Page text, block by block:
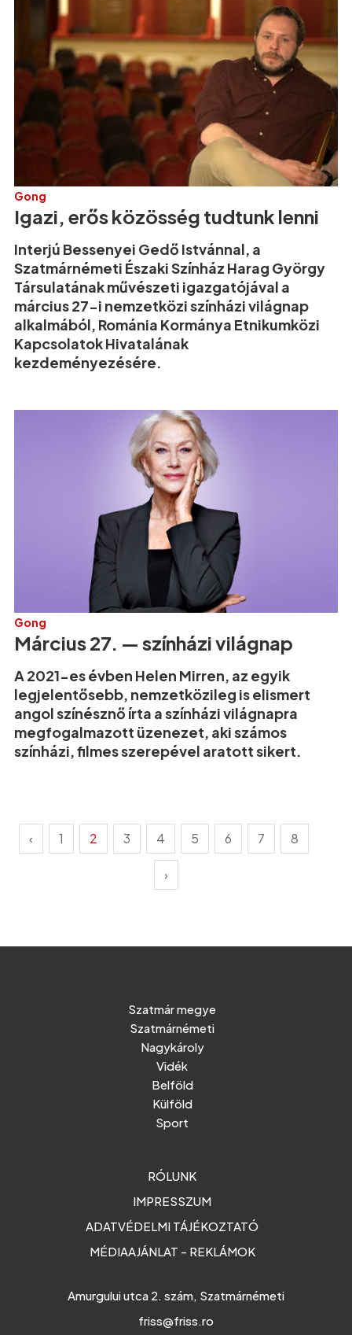
Gong
Igazi, erős közösség tudtunk lenni
Interjú Bessenyei Gedő Istvánnal, a
Szatmárnémeti Északi Színház Harag György
Társulatának művészeti igazgatójával a
március 27-i nemzetközi színházi világnap
alkalmából, Románia Kormánya Etnikumközi
Kapcsolatok Hivatalának
kezdeményezésére.
Gong
Március 27. — színházi világnap
A 2021-es évben Helen Mirren, az egyik
legjelentősebb, nemzetközileg is elismert
angol színésznő írta a színházi világnapra
megfogalmazott üzenezet, aki számos
színházi, filmes szerepével aratott sikert.
‹ 1 2 3 4 5 6 7 8
›
Szatmár megye
Szatmárnémeti
Nagykároly
Vidék
Belföld
Külföld
Sport
RÓLUNK
IMPRESSZUM
ADATVÉDELMI TÁJÉKOZTATÓ
MÉDIAAJÁNLAT - REKLÁMOK
Amurgului utca 2. szám, Szatmárnémeti
friss@friss.ro